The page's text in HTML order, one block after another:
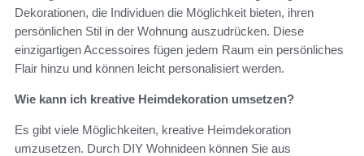
Dekorationen, die Individuen die Möglichkeit bieten, ihren
persönlichen Stil in der Wohnung auszudrücken. Diese
einzigartigen Accessoires fügen jedem Raum ein persönliches
Flair hinzu und können leicht personalisiert werden.
Wie kann ich kreative Heimdekoration umsetzen?
Es gibt viele Möglichkeiten, kreative Heimdekoration
umzusetzen. Durch DIY Wohnideen können Sie aus